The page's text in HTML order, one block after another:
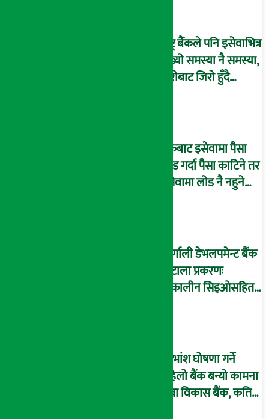
राष्ट्र बैंकले पनि इसेवाभित्र
देख्यो समस्या नै समस्या,
हिरोबाट जिरो हुँदै
बैंकबाट इसेवामा पैसा
लोड गर्दा पैसा काटिने तर
इसेवामा लोड नै नहुने
कर्णाली डेभलपमेन्ट बैंक
घोटाला प्रकरणः
तत्कालीन सिइओसहित
लाभांश घोषणा गर्ने
पहिलो बैंक बन्यो कामना
सेवा विकास बैंक, कति